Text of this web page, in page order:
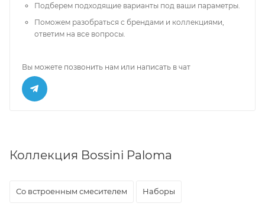
Подберем подходящие варианты под ваши параметры.
Поможем разобраться с брендами и коллекциями,
ответим на все вопросы.
Вы можете позвонить нам или написать в чат
Коллекция Bossini Paloma
Со встроенным смесителем Наборы